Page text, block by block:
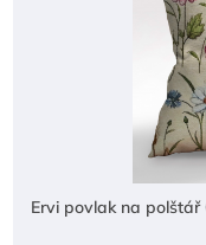
Ervi povlak na